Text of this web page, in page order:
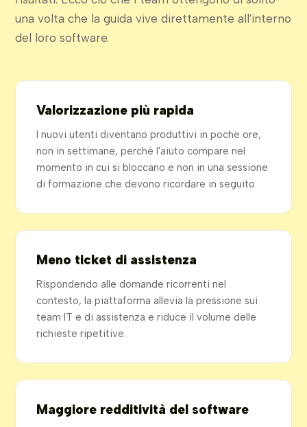
una volta che la guida vive direttamente all'interno
del loro software.
Valorizzazione più rapida
I nuovi utenti diventano produttivi in poche ore,
non in settimane, perché l'aiuto compare nel
momento in cui si bloccano e non in una sessione
di formazione che devono ricordare in seguito.
Meno ticket di assistenza
Rispondendo alle domande ricorrenti nel
contesto, la piattaforma allevia la pressione sui
team IT e di assistenza e riduce il volume delle
richieste ripetitive.
Maggiore redditività del software